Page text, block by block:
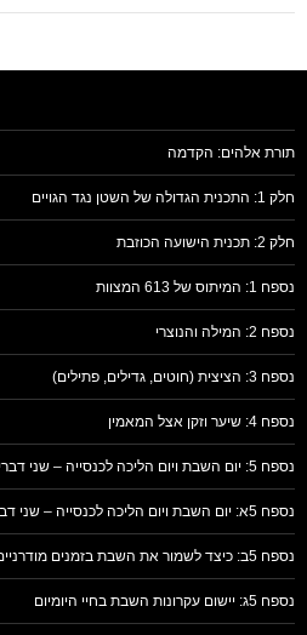
תורת אלהים: הקדמה
חלק 1: התכנית הגדולה של השטן נגד הגויים
חלק 2: תכנית הישועה הכוזבת
נספח 1: המיתוס של 613 המצוות
נספח 2: המילה והנוצרי
נספח 3: הציצית (חוטים, גדילים, פתילים)
נספח 4: שיער וזקן אצל המאמין
נספח 5: יום השבת ויום הליכה לכנסייה – שני דברים שונים
נספח 5א: יום השבת ויום הליכה לכנסייה – שני דברים שונים
נספח 5ב: כיצד לשמור את השבת בזמנים מודרניים
נספח 5ג: יישום עקרונות השבת בחיי היומיום